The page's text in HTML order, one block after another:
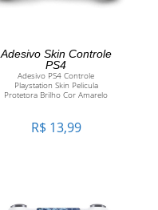
ADICIONAR AO
CARRINHO
Adesivo Skin Controle
PS4
Adesivo PS4 Controle
Playstation Skin Pelicula
Protetora Brilho Cor Amarelo
R$ 13,99